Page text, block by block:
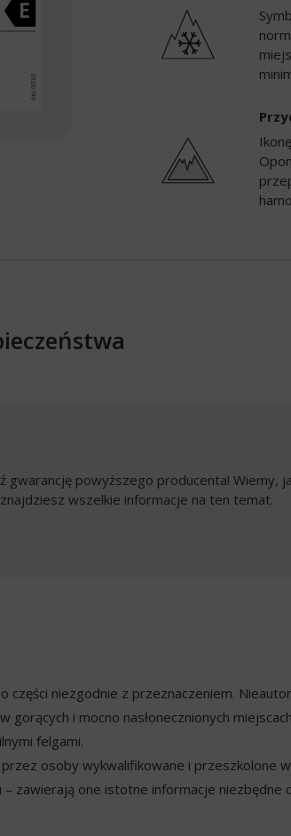
gwarancję powyższego producenta! Wiemy,
wszelkie informacje na ten temat.
części niezgodnie z przeznaczeniem.
gorących i mocno nasłonecznionych
felgami.
osoby wykwalifikowane i przeszkolone
zawierają one istotne informacje niezbędne